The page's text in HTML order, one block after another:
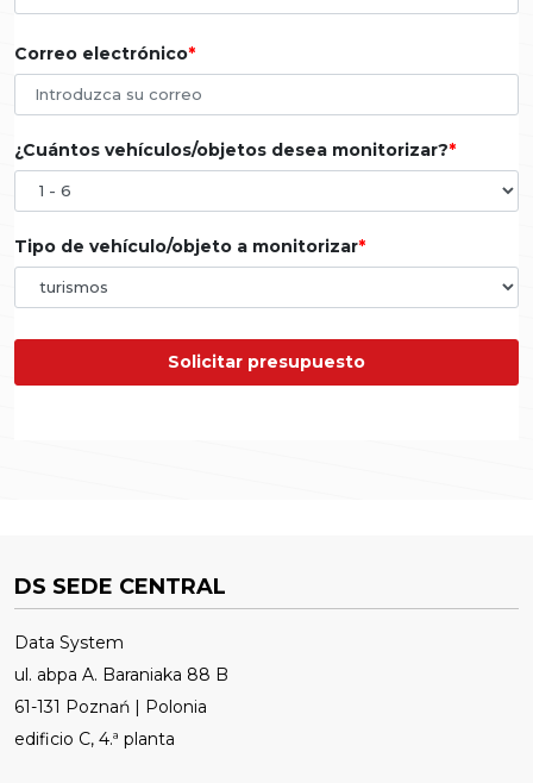
Correo electrónico
¿Cuántos vehículos/objetos desea monitorizar?
Tipo de vehículo/objeto a monitorizar
Solicitar presupuesto
DS SEDE CENTRAL
Data System
ul. abpa A. Baraniaka 88 B
61-131 Poznań | Polonia
edificio C, 4.ª planta